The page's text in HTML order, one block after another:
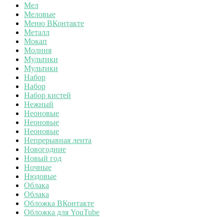
Мел
Меловые
Меню ВКонтакте
Металл
Мокап
Молния
Мультики
Мультики
Набор
Набор
Набор кистей
Нежный
Неоновые
Неоновые
Неоновые
Непрерывная лента
Новогодние
Новый год
Ночные
Нюдовые
Облака
Облака
Обложка ВКонтакте
Обложка для YouTube